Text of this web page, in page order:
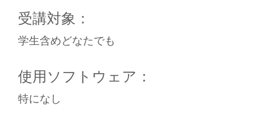
受講対象：
学生含めどなたでも
使用ソフトウェア：
特になし